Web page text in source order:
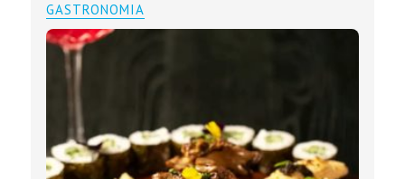
GASTRONOMIA